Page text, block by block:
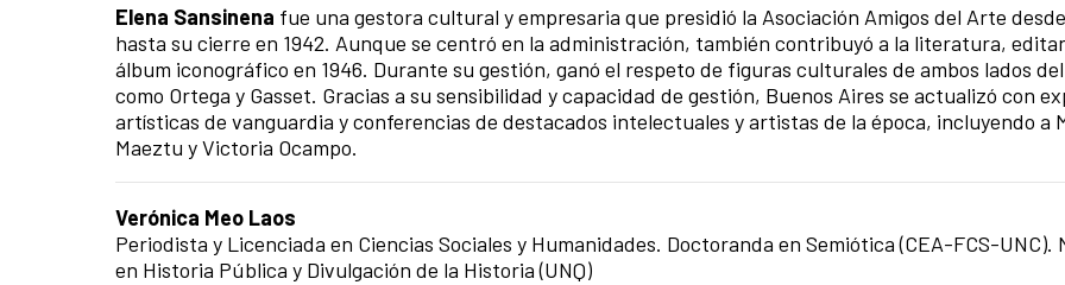
Elena Sansinena fue una gestora cultural y empresaria que presidió la Asociación Amigos del Arte
hasta su cierre en 1942. Aunque se centró en la administración, también contribuyó a la literatura,
álbum iconográfico en 1946. Durante su gestión, ganó el respeto de figuras culturales de ambos lados
como Ortega y Gasset. Gracias a su sensibilidad y capacidad de gestión, Buenos Aires se actualizó con
artísticas de vanguardia y conferencias de destacados intelectuales y artistas de la época, incluyendo a
Maeztu y Victoria Ocampo.
Verónica Meo Laos
Periodista y Licenciada en Ciencias Sociales y Humanidades. Doctoranda en Semiótica (CEA-FCS-UNC).
en Historia Pública y Divulgación de la Historia (UNQ)